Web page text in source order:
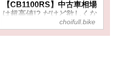
【CB1100RS】中古車相場
は超高値!? だけど欲しくな
っちゃうのが『走りの空冷
4発』なのでした……【人
choifull.bike